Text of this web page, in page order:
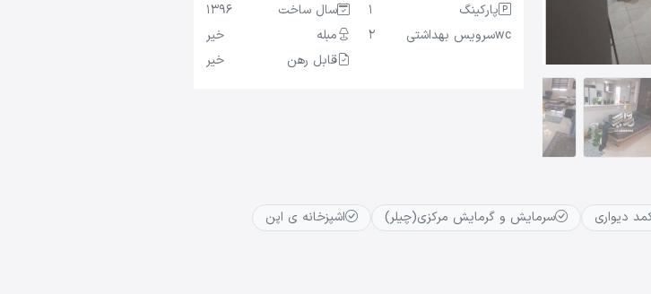
پارکینگ
1
wcسرویس بهداشتی 2
سال ساخت
1396
مبله
خیر
قابل رهن
خیر
دیواری سرمایش و گرمایش مرکزی(چیلر)
اشپزخانه ی اپن